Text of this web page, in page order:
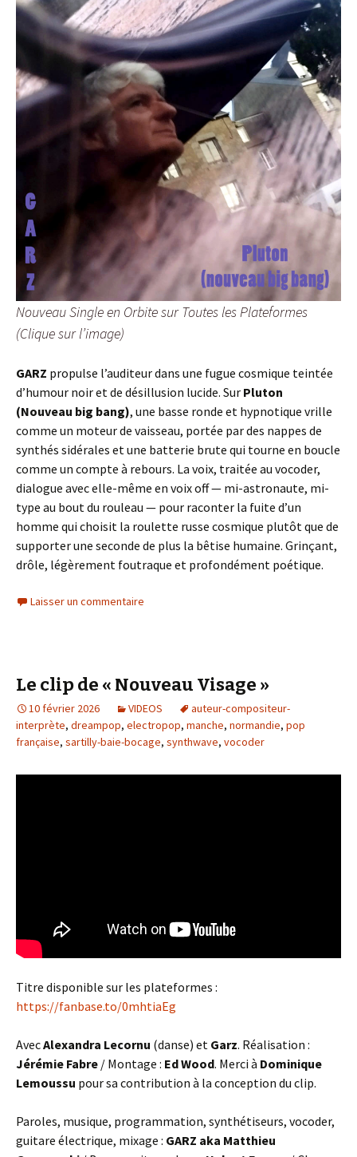
Nouveau Single en Orbite sur Toutes les Plateformes
(Clique sur l’image)
GARZ propulse l’auditeur dans une fugue cosmique teintée
d’humour noir et de désillusion lucide. Sur Pluton
(Nouveau big bang), une basse ronde et hypnotique vrille
comme un moteur de vaisseau, portée par des nappes de
synthés sidérales et une batterie brute qui tourne en boucle
comme un compte à rebours. La voix, traitée au vocoder,
dialogue avec elle-même en voix off — mi-astronaute, mi-
type au bout du rouleau — pour raconter la fuite d’un
homme qui choisit la roulette russe cosmique plutôt que de
supporter une seconde de plus la bêtise humaine. Grinçant,
drôle, légèrement foutraque et profondément poétique.
Laisser un commentaire
Le clip de « Nouveau Visage »
10 février 2026 VIDEOS
auteur-compositeur-
interprète, dreampop, electropop, manche, normandie, pop
française, sartilly-baie-bocage, synthwave, vocoder
Titre disponible sur les plateformes :
https://fanbase.to/0mhtiaEg
AvecAlexandra Lecornu (danse) et Garz. Réalisation :
Jérémie Fabre / Montage : Ed Wood. Merci à Dominique
Lemoussu pour sa contribution à la conception du clip.
Paroles, musique, programmation, synthétiseurs, vocoder,
guitare électrique, mixage : GARZ aka Matthieu